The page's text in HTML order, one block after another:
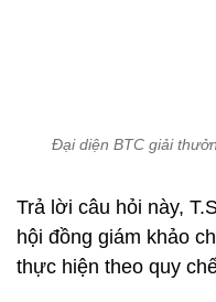
Đại diện BTC giải
Trả lời câu hỏi này,
hội đồng giám khảo
thực hiện theo quy